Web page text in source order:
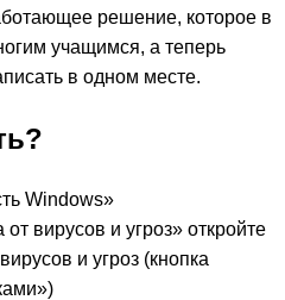
решение, которое в
учащимся, а теперь
в одном месте.
Windows»
вирусов и угроз» откройте
и угроз (кнопка